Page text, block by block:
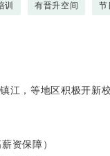
训 有晋升空间 节
江，等地区积极开新
资保障）